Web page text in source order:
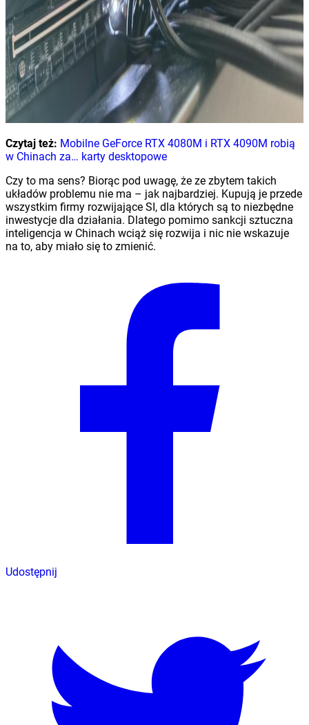
Czytaj też: Mobilne GeForce RTX 4080M i RTX 4090M robią
w Chinach za… karty desktopowe
Czy to ma sens? Biorąc pod uwagę, że ze zbytem takich
układów problemu nie ma – jak najbardziej. Kupują je przede
wszystkim firmy rozwijające SI, dla których są to niezbędne
inwestycje dla działania. Dlatego pomimo sankcji sztuczna
inteligencja w Chinach wciąż się rozwija i nic nie wskazuje
na to, aby miało się to zmienić.
Udostępnij